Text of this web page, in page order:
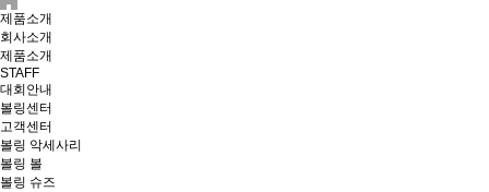
제품소개
회사소개
제품소개
STAFF
대회안내
볼링센터
고객센터
볼링 악세사리
볼링 볼
볼링 슈즈